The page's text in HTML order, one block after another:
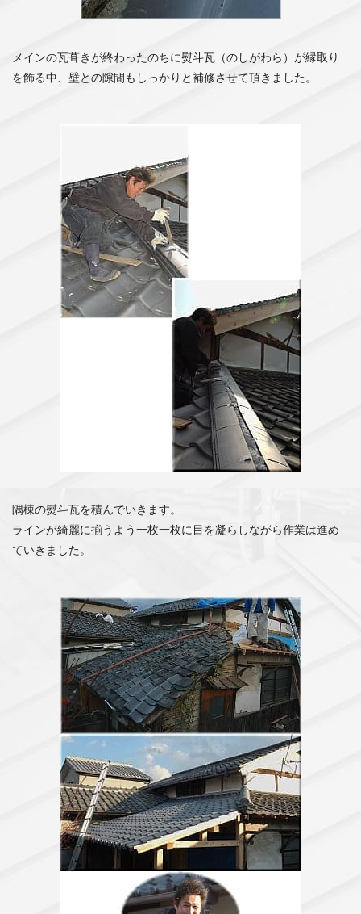
メインの瓦葺きが終わったのちに熨斗瓦（のしがわら）が縁取り
を飾る中、壁との隙間もしっかりと補修させて頂きました。
隅棟の熨斗瓦を積んでいきます。
ラインが綺麗に揃うよう一枚一枚に目を凝らしながら作業は進め
ていきました。